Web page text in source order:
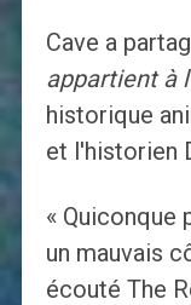
Cave a
appartient à
historique
et l'historien
« Quiconque
un mauvais
écouté The